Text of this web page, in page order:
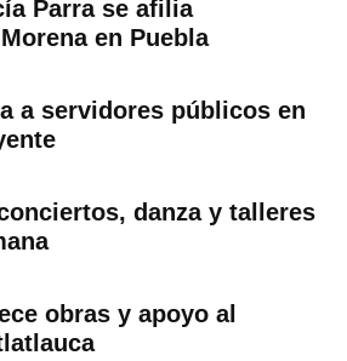
Parra se afilia
en Puebla
a servidores públicos en
danza y talleres
obras y apoyo al